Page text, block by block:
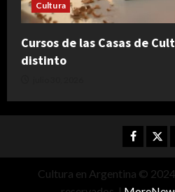
Cultura
Cursos de las Casas de
distinto
Cultura en Argentina ©